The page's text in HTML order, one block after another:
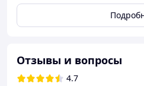
Жгут-турникет CAT 7
высокоэффективное
для вооруженных сил США,
частных структур воинской
Отзывы и вопросы
4.7